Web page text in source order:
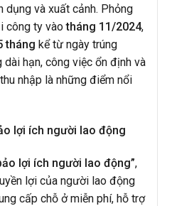
dụng và xuất cảnh. Phỏng
công ty vàotháng 11/2024,
tháng kể từ ngày trúng
hạn, công việc ổn định và
nhập là những điểm nổi
lợi ích người lao động
lợi ích người lao động”,
lợi của người lao động
cấp chỗ ở miễn phí, hỗ trợ